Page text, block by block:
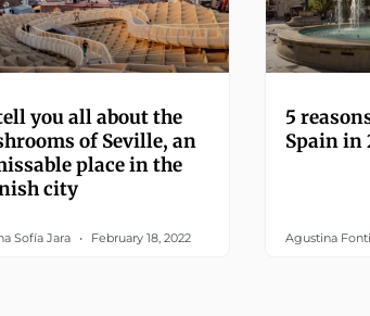
you all about the
of Seville, an
place in the
city
Sofía Jara February 18, 2022
5
Spain in
Agustina